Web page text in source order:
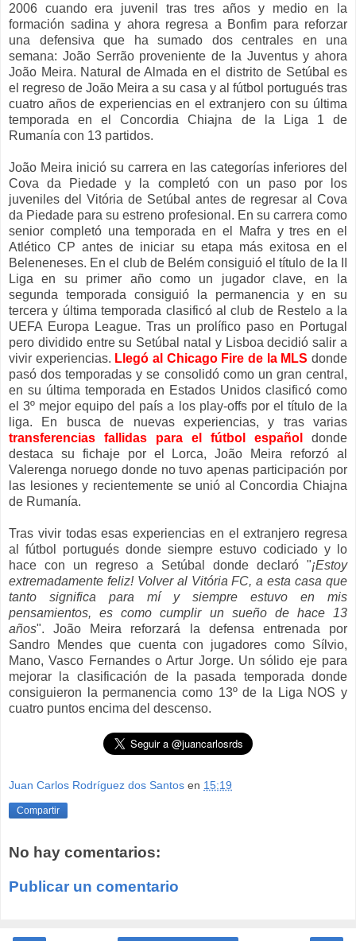
2006 cuando era juvenil tras tres años y medio en la
formación sadina y ahora regresa a Bonfim para reforzar
una defensiva que ha sumado dos centrales en una
semana: João Serrão proveniente de la Juventus y ahora
João Meira. Natural de Almada en el distrito de Setúbal es
el regreso de João Meira a su casa y al fútbol portugués tras
cuatro años de experiencias en el extranjero con su última
temporada en el Concordia Chiajna de la Liga 1 de
Rumanía con 13 partidos.
João Meira inició su carrera en las categorías inferiores del
Cova da Piedade y la completó con un paso por los
juveniles del Vitória de Setúbal antes de regresar al Cova
da Piedade para su estreno profesional. En su carrera como
senior completó una temporada en el Mafra y tres en el
Atlético CP antes de iniciar su etapa más exitosa en el
Beleneneses. En el club de Belém consiguió el título de la II
Liga en su primer año como un jugador clave, en la
segunda temporada consiguió la permanencia y en su
tercera y última temporada clasificó al club de Restelo a la
UEFA Europa League. Tras un prolífico paso en Portugal
pero dividido entre su Setúbal natal y Lisboa decidió salir a
vivir experiencias. Llegó al Chicago Fire de la MLS donde
pasó dos temporadas y se consolidó como un gran central,
en su última temporada en Estados Unidos clasificó como
el 3º mejor equipo del país a los play-offs por el título de la
liga. En busca de nuevas experiencias, y tras varias
transferencias fallidas para el fútbol español
donde
destaca su fichaje por el Lorca, João Meira reforzó al
Valerenga noruego donde no tuvo apenas participación por
las lesiones y recientemente se unió al Concordia Chiajna
de Rumanía.
Tras vivir todas esas experiencias en el extranjero regresa
al fútbol portugués donde siempre estuvo codiciado y lo
hace con un regreso a Setúbal donde declaró "¡Estoy
extremadamente feliz! Volver al Vitória FC, a esta casa que
tanto significa para mí y siempre estuvo en mis
pensamientos, es como cumplir un sueño de hace 13
años". João Meira reforzará la defensa entrenada por
Sandro Mendes que cuenta con jugadores como Sílvio,
Mano, Vasco Fernandes o Artur Jorge. Un sólido eje para
mejorar la clasificación de la pasada temporada donde
consiguieron la permanencia como 13º de la Liga NOS y
cuatro puntos encima del descenso.
Juan Carlos Rodríguez dos Santos en 15:19
Compartir
No hay comentarios:
Publicar un comentario